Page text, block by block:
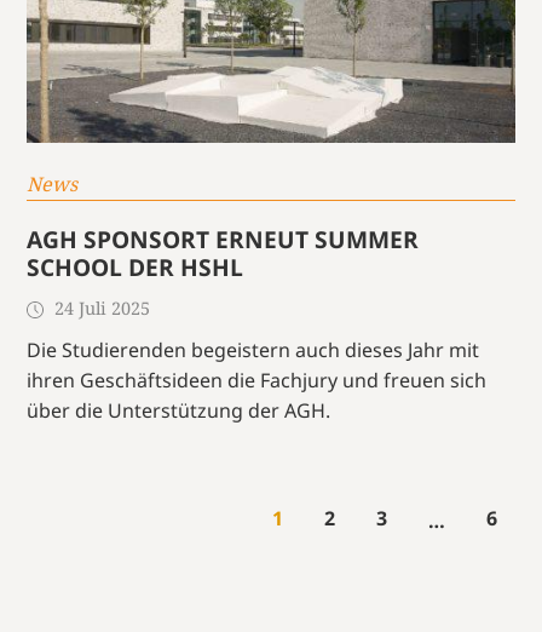
News
AGH SPONSORT ERNEUT SUMMER
SCHOOL DER HSHL
24 Juli 2025
Die Studierenden begeistern auch dieses Jahr mit
ihren Geschäftsideen die Fachjury und freuen sich
über die Unterstützung der AGH.
1 2 3 … 6